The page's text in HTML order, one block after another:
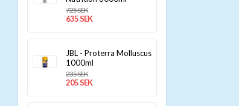
725 SEK
635 SEK
JBL - Proterra Molluscus
1000ml
235 SEK
205 SEK